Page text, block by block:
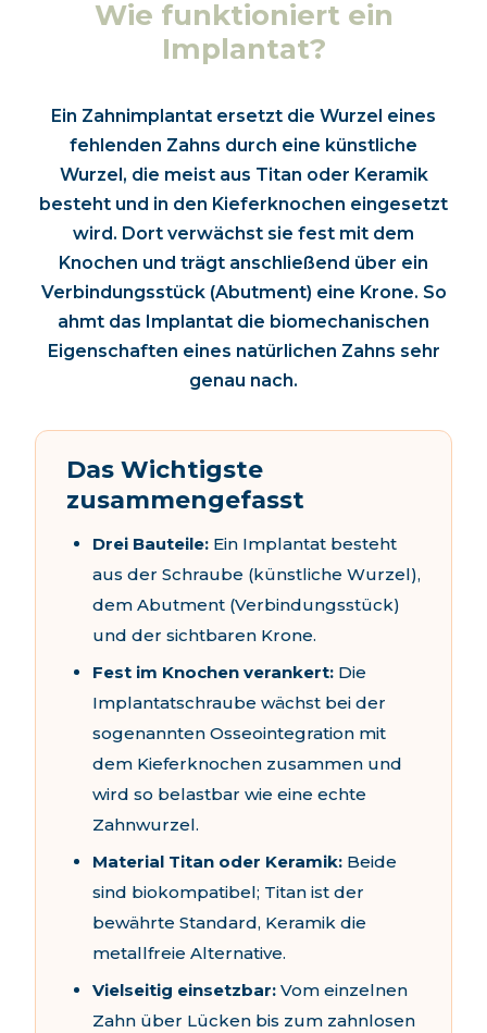
Wie funktioniert ein
Implantat?
Ein Zahnimplantat ersetzt die Wurzel eines
fehlenden Zahns durch eine künstliche
Wurzel, die meist aus Titan oder Keramik
besteht und in den Kieferknochen eingesetzt
wird. Dort verwächst sie fest mit dem
Knochen und trägt anschließend über ein
Verbindungsstück (Abutment) eine Krone. So
ahmt das Implantat die biomechanischen
Eigenschaften eines natürlichen Zahns sehr
genau nach.
Das Wichtigste
zusammengefasst
Drei Bauteile: Ein Implantat besteht
aus der Schraube (künstliche Wurzel),
dem Abutment (Verbindungsstück)
und der sichtbaren Krone.
Fest im Knochen verankert: Die
Implantatschraube wächst bei der
sogenannten Osseointegration mit
dem Kieferknochen zusammen und
wird so belastbar wie eine echte
Zahnwurzel.
Material Titan oder Keramik: Beide
sind biokompatibel; Titan ist der
bewährte Standard, Keramik die
metallfreie Alternative.
Vielseitig einsetzbar: Vom einzelnen
Zahn über Lücken bis zum zahnlosen